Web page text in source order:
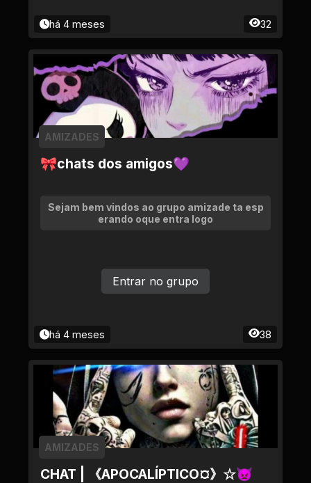
há 4 meses 32
🎀chats dos amigos💜
AMIZADES
Sejam bem vindos ao grupo amizade ta esp
erando oque entra logo
há 4 meses 38
Entrar no grupo
CHAT | 《APOCALÍPTICO¤》☆👿
AMIZADES